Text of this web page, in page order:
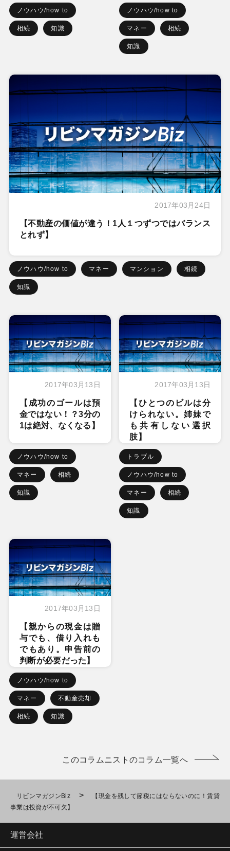
ノウハウ/how to
相続 知識
ノウハウ/how to
マネー 相続
知識
2017年03月24日
【不動産の価値が違う！1人１つずつではバランス
とれず】
ノウハウ/how to マネー マンション 相続
知識
2017年03月13日
【成功のゴールは預
金ではない！？3分の
1は絶対、なくなる】
ノウハウ/how to
マネー 相続
知識
2017年03月13日
【ひとつのビルは分
けられない。姉妹で
も共有しない選択
肢】
トラブル
ノウハウ/how to
マネー 相続
知識
2017年03月13日
【親からの現金は贈
与でも、借り入れも
でもあり。申告前の
判断が必要だった】
ノウハウ/how to
マネー 不動産売却
相続 知識
このコラムニストのコラム一覧へ
リビンマガジンBiz >
【現金を残して節税にはならないのに！賃貸
事業は投資が不可欠】
運営会社